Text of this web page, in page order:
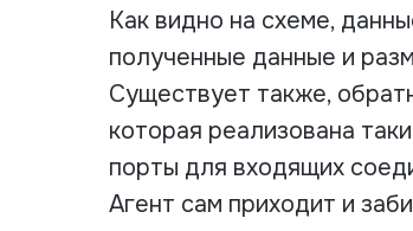
Как видно на схеме,
полученные данные и
Существует также,
которая реализована
порты для входящих
Агент сам приходит и